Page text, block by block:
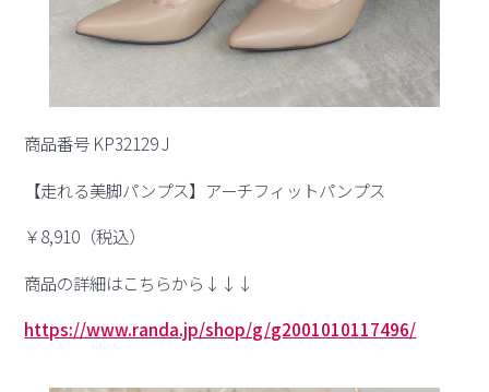
商品番号 KP32129 J
【走れる美脚パンプス】アーチフィットパンプス
￥8,910（税込）
商品の詳細はこちらから↓↓↓
https://www.randa.jp/shop/g/g2001010117496/